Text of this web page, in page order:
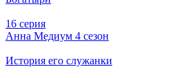
16 серия
Анна Медиум 4 сезон
История его служанки